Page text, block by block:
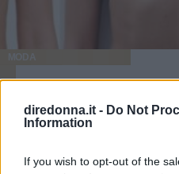
diredonna.it - Do Not
Information
If you wish to opt-out of the
MODA
Reggiseni
pratica al
ogni décolleté